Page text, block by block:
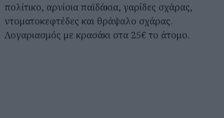
πολίτικο, αρνίσια παϊδάκια, γαρίδες σχάρας,
ντοματοκεφτέδες και θράψαλο σχάρας.
Λογαριασμός με κρασάκι στα 25€ το άτομο.